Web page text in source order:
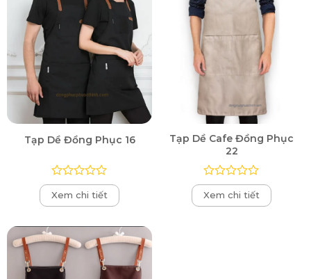
Tạp Dề Đồng Phục 16
Được
xếp
hạng
5
sao
Xem chi tiết
Tạp Dề Cafe Đồng Phục
22
Được
xếp
hạng
Xem chi tiết